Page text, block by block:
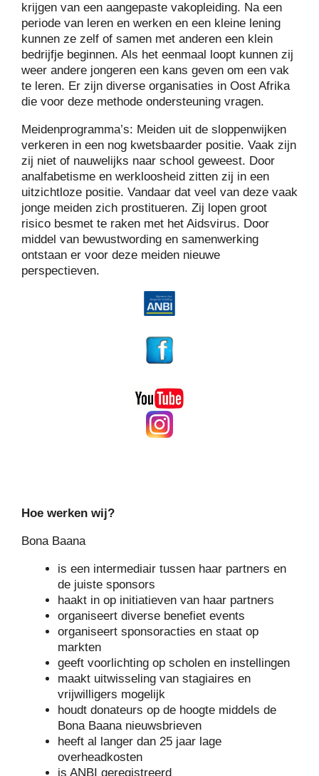
krijgen van een aangepaste vakopleiding. Na een
periode van leren en werken en een kleine lening
kunnen ze zelf of samen met anderen een klein
bedrijfje beginnen. Als het eenmaal loopt kunnen zij
weer andere jongeren een kans geven om een vak
te leren. Er zijn diverse organisaties in Oost Afrika
die voor deze methode ondersteuning vragen.
Meidenprogramma’s: Meiden uit de sloppenwijken
verkeren in een nog kwetsbaarder positie. Vaak zijn
zij niet of nauwelijks naar school geweest. Door
analfabetisme en werkloosheid zitten zij in een
uitzichtloze positie. Vandaar dat veel van deze vaak
jonge meiden zich prostitueren. Zij lopen groot
risico besmet te raken met het Aidsvirus. Door
middel van bewustwording en samenwerking
ontstaan er voor deze meiden nieuwe
perspectieven.
Hoe werken wij?
Bona Baana
is een intermediair tussen haar partners en
de juiste sponsors
haakt in op initiatieven van haar partners
organiseert diverse benefiet events
organiseert sponsoracties en staat op
markten
geeft voorlichting op scholen en instellingen
maakt uitwisseling van stagiaires en
vrijwilligers mogelijk
houdt donateurs op de hoogte middels de
Bona Baana nieuwsbrieven
heeft al langer dan 25 jaar lage
overheadkosten
is ANBI geregistreerd